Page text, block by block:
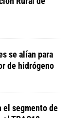
se alían para
de hidrógeno
el segmento de